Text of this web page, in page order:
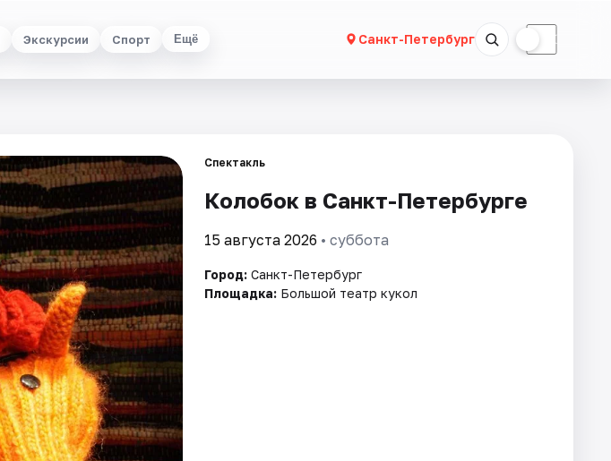
Экскурсии Спорт Ещё Санкт-Петербург ☾
Спектакль
Колобок в Санкт-Петербурге
15 августа 2026 • суббота
Город: Санкт-Петербург
Площадка: Большой театр кукол